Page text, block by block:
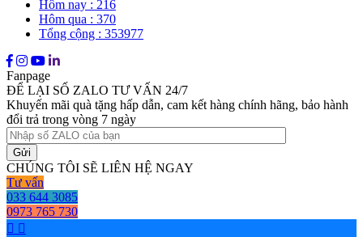
Hôm nay : 216
Hôm qua : 370
Tổng cộng : 353977
Fanpage
ĐỂ LẠI SỐ ZALO TƯ VẤN 24/7
Khuyến mãi quà tặng hấp dẫn, cam kết hàng chính hãng, bảo hành
đổi trả trong vòng 7 ngày
CHÚNG TÔI SẼ LIÊN HỆ NGAY
Tư vấn
033 644 3085
0973 765 730